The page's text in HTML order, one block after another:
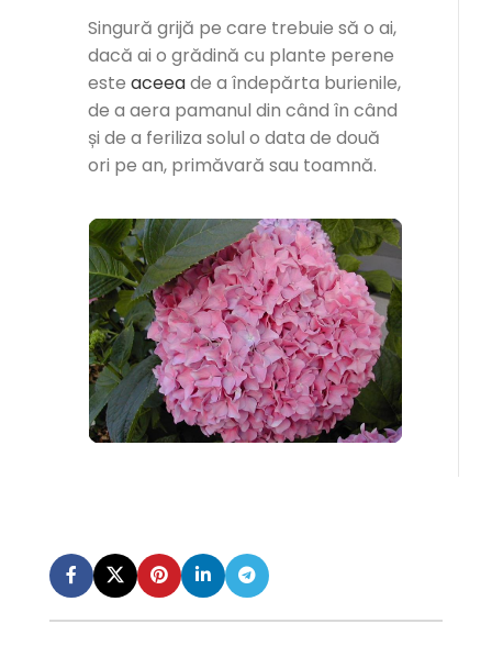
Singură grijă pe care trebuie să o ai,
dacă ai o grădină cu plante perene
este aceeade a îndepărta burienile,
de a aera pamanul din când în când
și de a feriliza solul o data de două
ori pe an, primăvară sau toamnă.